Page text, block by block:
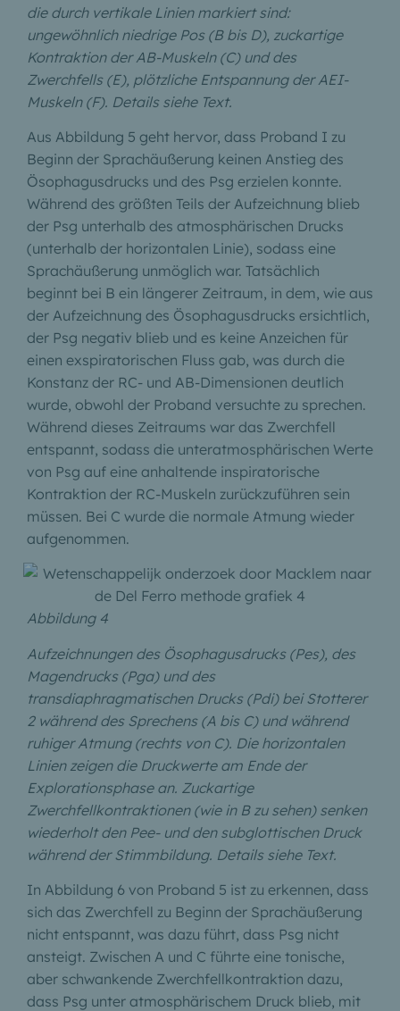
die durch vertikale Linien markiert sind:
ungewöhnlich niedrige Pos (B bis D), zuckartige
Kontraktion der AB-Muskeln (C) und des
Zwerchfells (E), plötzliche Entspannung der AEI-
Muskeln (F). Details siehe Text.
Aus Abbildung 5 geht hervor, dass Proband I zu
Beginn der Sprachäußerung keinen Anstieg des
Ösophagusdrucks und des Psg erzielen konnte.
Während des größten Teils der Aufzeichnung blieb
der Psg unterhalb des atmosphärischen Drucks
(unterhalb der horizontalen Linie), sodass eine
Sprachäußerung unmöglich war. Tatsächlich
beginnt bei B ein längerer Zeitraum, in dem, wie aus
der Aufzeichnung des Ösophagusdrucks ersichtlich,
der Psg negativ blieb und es keine Anzeichen für
einen exspiratorischen Fluss gab, was durch die
Konstanz der RC- und AB-Dimensionen deutlich
wurde, obwohl der Proband versuchte zu sprechen.
Während dieses Zeitraums war das Zwerchfell
entspannt, sodass die unteratmosphärischen Werte
von Psg auf eine anhaltende inspiratorische
Kontraktion der RC-Muskeln zurückzuführen sein
müssen. Bei C wurde die normale Atmung wieder
aufgenommen.
Abbildung 4
Aufzeichnungen des Ösophagusdrucks (Pes), des
Magendrucks (Pga) und des
transdiaphragmatischen Drucks (Pdi) bei Stotterer
2 während des Sprechens (A bis C) und während
ruhiger Atmung (rechts von C). Die horizontalen
Linien zeigen die Druckwerte am Ende der
Explorationsphase an. Zuckartige
Zwerchfellkontraktionen (wie in B zu sehen) senken
wiederholt den Pee- und den subglottischen Druck
während der Stimmbildung. Details siehe Text.
In Abbildung 6 von Proband 5 ist zu erkennen, dass
sich das Zwerchfell zu Beginn der Sprachäußerung
nicht entspannt, was dazu führt, dass Psg nicht
ansteigt. Zwischen A und C führte eine tonische,
aber schwankende Zwerchfellkontraktion dazu,
dass Psg unter atmosphärischem Druck blieb, mit